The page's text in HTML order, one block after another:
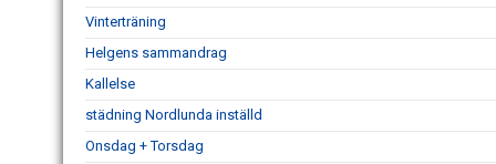
Vinterträning
Helgens sammandrag
Kallelse
städning Nordlunda inställd
Onsdag + Torsdag